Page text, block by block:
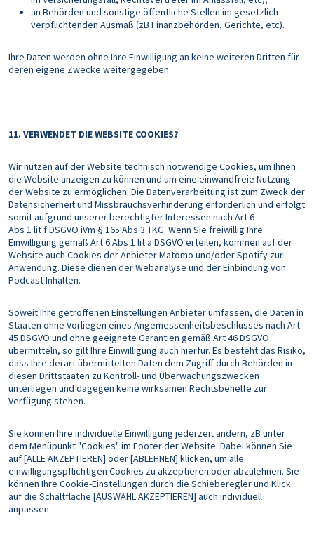
an Behörden und sonstige öffentliche Stellen im gesetzlich
verpflichtenden Ausmaß (zB Finanzbehörden, Gerichte, etc).
Ihre Daten werden ohne Ihre Einwilligung an keine weiteren Dritten für
deren eigene Zwecke weitergegeben.
11. VERWENDET DIE WEBSITE COOKIES?
Wir nutzen auf der Website technisch notwendige Cookies, um Ihnen
die Website anzeigen zu können und um eine einwandfreie Nutzung
der Website zu ermöglichen. Die Datenverarbeitung ist zum Zweck der
Datensicherheit und Missbrauchsverhinderung erforderlich und erfolgt
somit aufgrund unserer berechtigter Interessen nach Art 6
Abs 1 lit f DSGVO iVm § 165 Abs 3 TKG. Wenn Sie freiwillig Ihre
Einwilligung gemäß Art 6 Abs 1 lit a DSGVO erteilen, kommen auf der
Website auch Cookies der Anbieter Matomo und/oder Spotify zur
Anwendung. Diese dienen der Webanalyse und der Einbindung von
Podcast Inhalten.
Soweit Ihre getroffenen Einstellungen Anbieter umfassen, die Daten in
Staaten ohne Vorliegen eines Angemessenheitsbeschlusses nach Art
45 DSGVO und ohne geeignete Garantien gemäß Art 46 DSGVO
übermitteln, so gilt Ihre Einwilligung auch hierfür. Es besteht das Risiko,
dass Ihre derart übermittelten Daten dem Zugriff durch Behörden in
diesen Drittstaaten zu Kontroll- und Überwachungszwecken
unterliegen und dagegen keine wirksamen Rechtsbehelfe zur
Verfügung stehen.
Sie können Ihre individuelle Einwilligung jederzeit ändern, zB unter
dem Menüpunkt "Cookies" im Footer der Website. Dabei können Sie
auf [ALLE AKZEPTIEREN] oder [ABLEHNEN] klicken, um alle
einwilligungspflichtigen Cookies zu akzeptieren oder abzulehnen. Sie
können Ihre Cookie-Einstellungen durch die Schieberegler und Klick
auf die Schaltfläche [AUSWAHL AKZEPTIEREN] auch individuell
anpassen.